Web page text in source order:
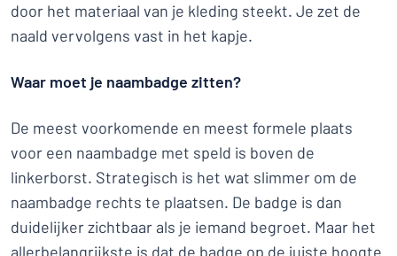
door het materiaal van je kleding steekt. Je zet de
naald vervolgens vast in het kapje.
Waar moet je naambadge zitten?
De meest voorkomende en meest formele plaats
voor een naambadge met speld is boven de
linkerborst. Strategisch is het wat slimmer om de
naambadge rechts te plaatsen. De badge is dan
duidelijker zichtbaar als je iemand begroet. Maar het
allerbelangrijkste is dat de badge op de juiste hoogte